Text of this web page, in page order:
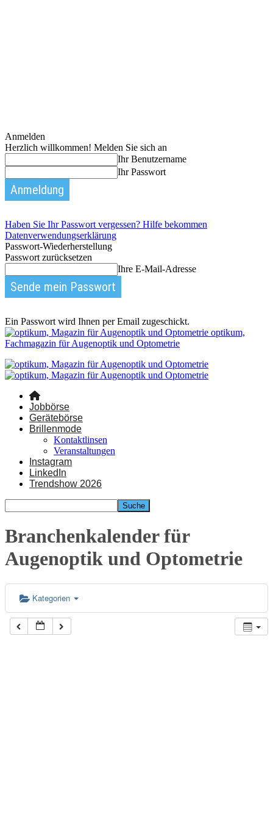
Anmelden
Herzlich willkommen! Melden Sie sich an
Ihr Benutzername
Ihr Passwort
Haben Sie Ihr Passwort vergessen? Hilfe bekommen
Datenverwendungserklärung
Passwort-Wiederherstellung
Passwort zurücksetzen
Ihre E-Mail-Adresse
Ein Passwort wird Ihnen per Email zugeschickt.
optikum,
Fachmagazin für Augenoptik und Optometrie
Jobbörse
Gerätebörse
Brillenmode
Kontaktlinsen
Veranstaltungen
Instagram
LinkedIn
Trendshow 2026
Branchenkalender für
Augenoptik und Optometrie
Kategorien